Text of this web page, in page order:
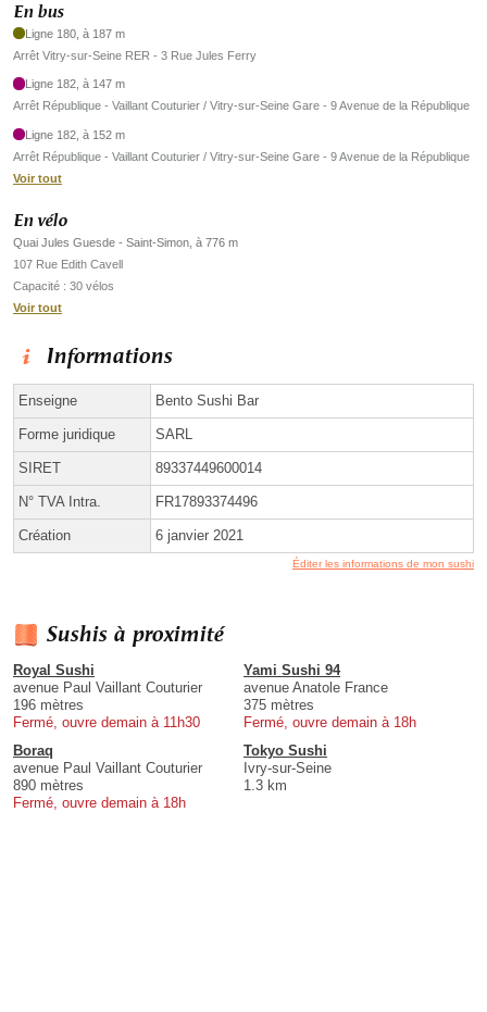
En bus
Ligne 180, à 187 m
Arrêt Vitry-sur-Seine RER - 3 Rue Jules Ferry
Ligne 182, à 147 m
Arrêt République - Vaillant Couturier / Vitry-sur-Seine Gare - 9 Avenue de la République
Ligne 182, à 152 m
Arrêt République - Vaillant Couturier / Vitry-sur-Seine Gare - 9 Avenue de la République
Voir tout
En vélo
Quai Jules Guesde - Saint-Simon, à 776 m
107 Rue Edith Cavell
Capacité : 30 vélos
Voir tout
Informations
Enseigne Bento Sushi Bar
Forme juridique SARL
SIRET 89337449600014
N° TVA Intra. FR17893374496
Création 6 janvier 2021
Éditer les informations de mon sushi
Sushis à proximité
Royal Sushi
avenue Paul Vaillant Couturier
196 mètres
Fermé, ouvre demain à 11h30
Yami Sushi 94
avenue Anatole France
375 mètres
Fermé, ouvre demain à 18h
Boraq
avenue Paul Vaillant Couturier
890 mètres
Fermé, ouvre demain à 18h
Tokyo Sushi
Ivry-sur-Seine
1.3 km